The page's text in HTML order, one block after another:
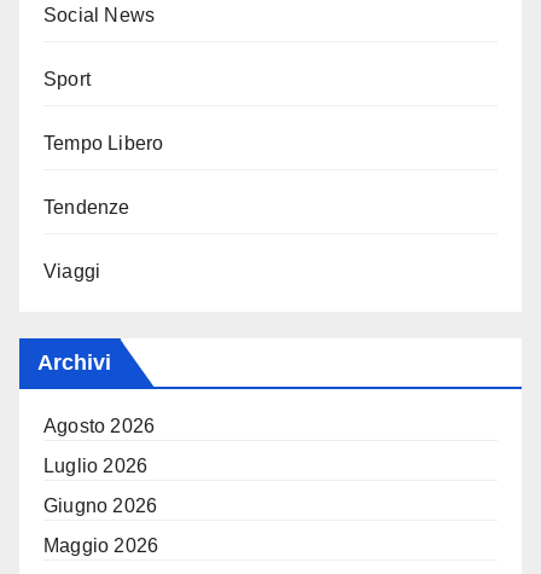
Social News
Sport
Tempo Libero
Tendenze
Viaggi
Archivi
Agosto 2026
Luglio 2026
Giugno 2026
Maggio 2026